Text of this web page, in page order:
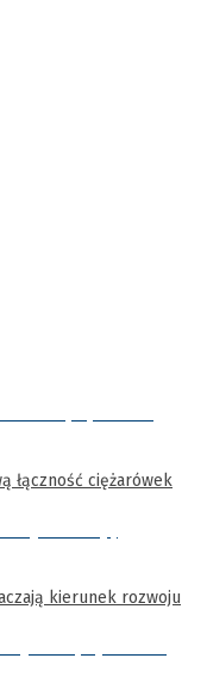
łączność ciężarówek
kierunek rozwoju